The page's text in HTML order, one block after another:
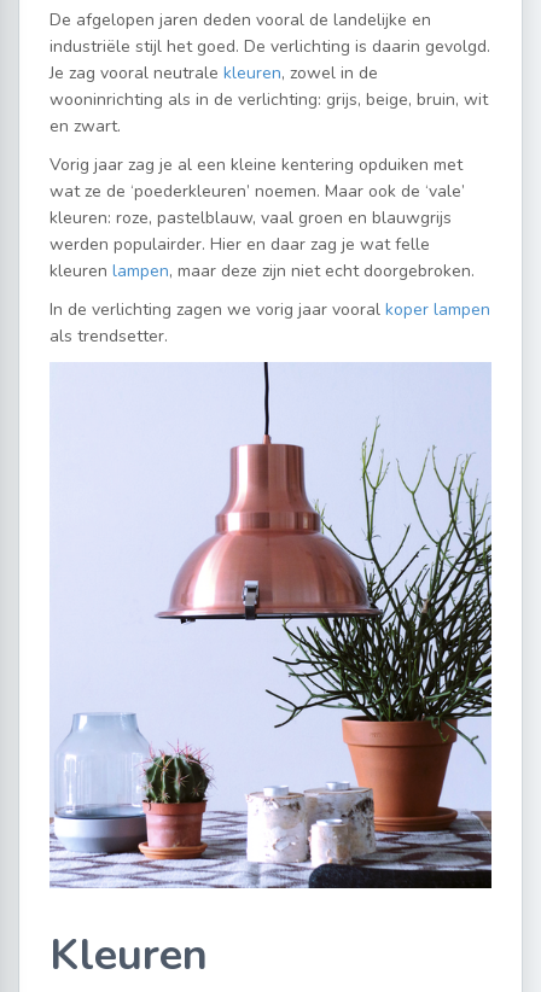
De afgelopen jaren deden vooral de landelijke en
industriële stijl het goed. De verlichting is daarin gevolgd.
Je zag vooral neutrale kleuren, zowel in de
wooninrichting als in de verlichting: grijs, beige, bruin, wit
en zwart.
Vorig jaar zag je al een kleine kentering opduiken met
wat ze de ‘poederkleuren’ noemen. Maar ook de ‘vale’
kleuren: roze, pastelblauw, vaal groen en blauwgrijs
werden populairder. Hier en daar zag je wat felle
kleuren lampen, maar deze zijn niet echt doorgebroken.
In de verlichting zagen we vorig jaar vooral koper lampen
als trendsetter.
Kleuren